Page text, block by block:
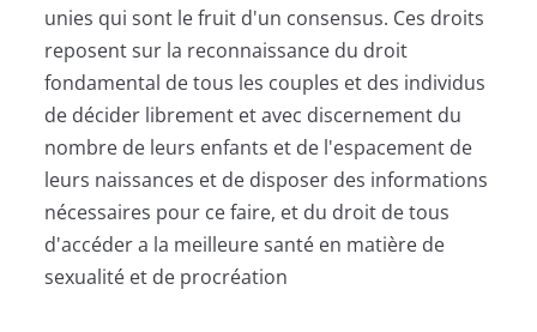
unies qui sont le fruit d'un consensus. Ces droits
reposent sur la reconnaissance du droit
fondamental de tous les couples et des individus
de décider librement et avec discernement du
nombre de leurs enfants et de l'espacement de
leurs naissances et de disposer des informations
nécessaires pour ce faire, et du droit de tous
d'accéder a la meilleure santé en matière de
sexualité et de procréation